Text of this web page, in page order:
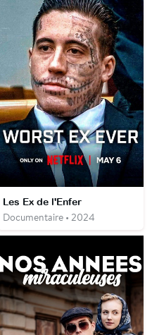
Les Ex de l'Enfer
Documentaire • 2024